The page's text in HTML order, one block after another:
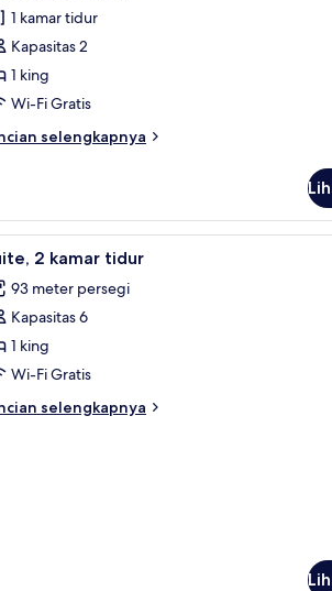
1 kamar tidur
Kapasitas 2
1 king
Wi-Fi Gratis
selengkapnya
dan ruang kerja ramah laptop Suite, 2 kamar
10 2 kamar tidur
93 meter persegi
Kapasitas 6
1 king
Wi-Fi Gratis
selengkapnya